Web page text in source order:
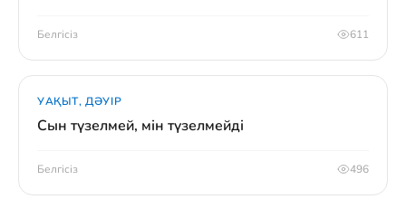
Белгісіз 611
УАҚЫТ, ДӘУІР
Сын түзелмей, мін түзелмейді
Белгісіз 496